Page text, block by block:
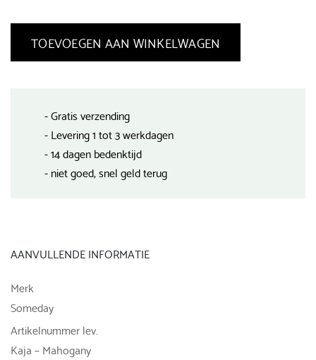
TOEVOEGEN AAN WINKELWAGEN
- Gratis verzending
- Levering 1 tot 3 werkdagen
- 14 dagen bedenktijd
- niet goed, snel geld terug
AANVULLENDE INFORMATIE
Merk
Someday
Artikelnummer lev.
Kaja – Mahogany